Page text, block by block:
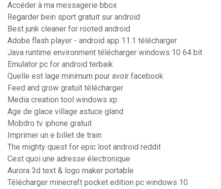
Accéder à ma messagerie bbox
Regarder bein sport gratuit sur android
Best junk cleaner for rooted android
Adobe flash player - android app 11.1 télécharger
Java runtime environment télécharger windows 10 64 bit
Emulator pc for android terbaik
Quelle est lage minimum pour avoir facebook
Feed and grow gratuit télécharger
Media creation tool windows xp
Age de glace village astuce gland
Mobdro tv iphone gratuit
Imprimer un e billet de train
The mighty quest for epic loot android reddit
Cest quoi une adresse électronique
Aurora 3d text & logo maker portable
Télécharger minecraft pocket edition pc windows 10